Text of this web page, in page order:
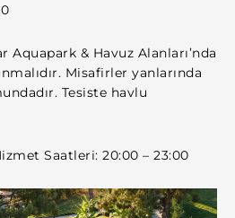
Aquapark & Havuz Alanları’nda
Misafirler yanlarında
Tesiste havlu
Saatleri: 20:00 – 23:00